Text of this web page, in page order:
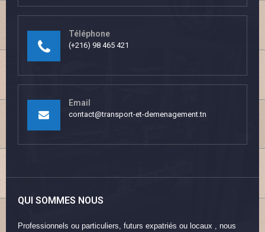
Téléphone
(+216) 98 465 421
Email
contact@transport-et-demenagement.tn
QUI SOMMES NOUS
Professionnels ou particuliers, futurs expatriés ou locaux , nous